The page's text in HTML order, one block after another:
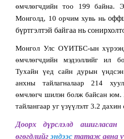
өмчлөгчдийн тоо 199байна.
Монголд, 10 орчим хувь нь
бүртгэлтэй байгаа нь
Монгол Улс ОҮИТБС-ын
өмчлөгчдийн мэдээллийг ил
Тухайн үед сайн дурын
анхны тайлагналаар 214
өмчлөгч шилэн болж байсан юм.
тайлангаар уг үзүүлэлт 3.2 дахин
Доорх дүрслэлд ашигласан
өгөгдлийгэндээс татаж авна